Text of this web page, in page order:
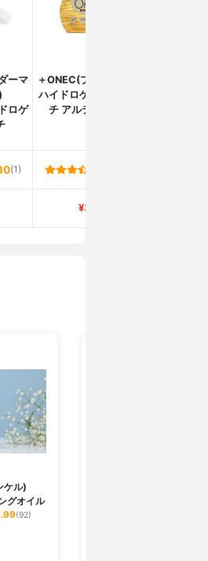
ーマ
ロゲ
＋ONEC(プラワンシー)
ハイドロゲル アイパッ
チ アルティメイト
(1)
¥374
ケル)
グオイル
(92)